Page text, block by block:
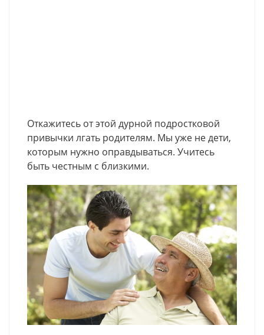
Откажитесь от этой дурной подростковой
привычки лгать родителям. Мы уже не дети,
которым нужно оправдываться. Учитесь
быть честным с близкими.